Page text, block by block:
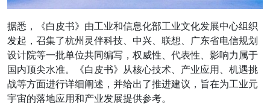
据悉，《白皮书》由工业和信息化部工业文化发展中心组织
发起，召集了杭州灵伴科技、中兴、联想、广东省电信规划
设计院等一批单位共同编写，权威性、代表性、影响力属于
国内顶尖水准。《白皮书》从核心技术、产业应用、机遇挑
战等方面进行详细阐述，并给出了推进建议，旨在为工业元
宇宙的落地应用和产业发展提供参考。